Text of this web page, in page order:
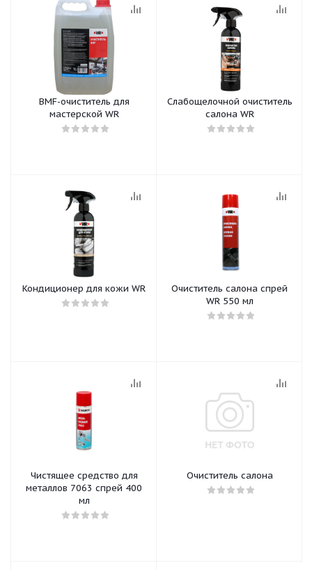
BMF-очиститель для
мастерской WR
Слабощелочной очиститель
салона WR
Кондиционер для кожи WR
Очиститель салона спрей
WR 550 мл
Чистящее средство для
металлов 7063 спрей 400
мл
Очиститель салона